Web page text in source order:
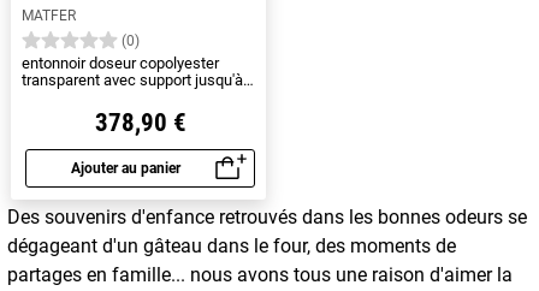
MATFER
(0)
entonnoir doseur copolyester
transparent avec support jusqu'à
378,90 €
Ajouter au panier
Aperçu rapide
Des souvenirs d'enfance retrouvés dans les bonnes odeurs se
dégageant d'un gâteau dans le four, des moments de
partages en famille... nous avons tous une raison d'aimer la